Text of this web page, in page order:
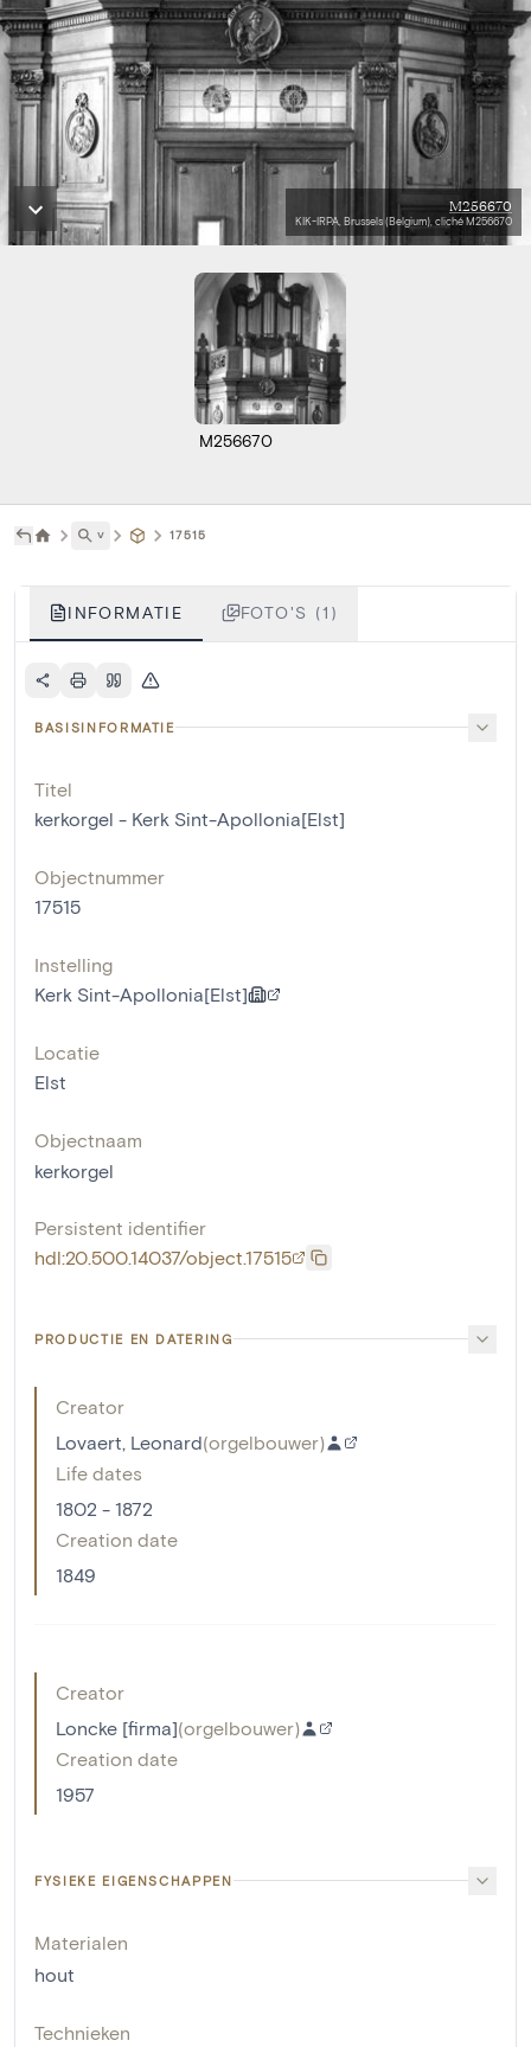
M256670
KIK-IRPA, Brussels (Belgium), cliché M256670
M256670
˅ 17515
INFORMATIE FOTO'S (1)
BASISINFORMATIE
Titel
kerkorgel - Kerk Sint-Apollonia[Elst]
Objectnummer
17515
Instelling
Kerk Sint-Apollonia[Elst]
Locatie
Elst
Objectnaam
kerkorgel
Persistent identifier
hdl:20.500.14037/object.17515
PRODUCTIE EN DATERING
Creator
Lovaert, Leonard(orgelbouwer)
Life dates
1802 - 1872
Creation date
1849
Creator
Loncke [firma](orgelbouwer)
Creation date
1957
FYSIEKE EIGENSCHAPPEN
Materialen
hout
Technieken